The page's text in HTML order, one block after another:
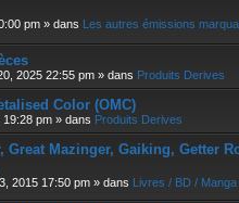
pm » dans Les autres émissions
2025 22:55 pm » dans Produits Derives
Color (OMC)
19:28 pm » dans Produits Derives
Great Mazinger, Gaiking, Getter
2015 17:50 pm » dans Livres / BD /